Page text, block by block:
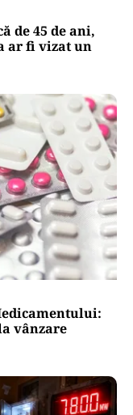
de 45 de ani,
ar fi vizat un
vânzare